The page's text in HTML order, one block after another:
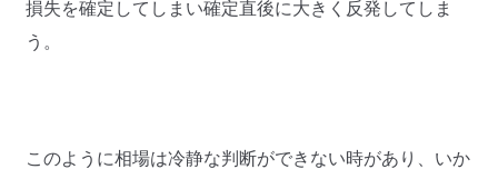
損失を確定してしまい確定直後に大きく反発してしま
う。
このように相場は冷静な判断ができない時があり、いか